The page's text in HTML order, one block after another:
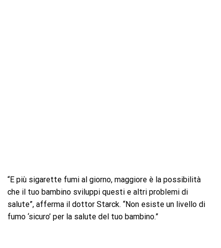
“E più sigarette fumi al giorno, maggiore è la possibilità
che il tuo bambino sviluppi questi e altri problemi di
salute”, afferma il dottor Starck. “Non esiste un livello di
fumo ‘sicuro’ per la salute del tuo bambino.”